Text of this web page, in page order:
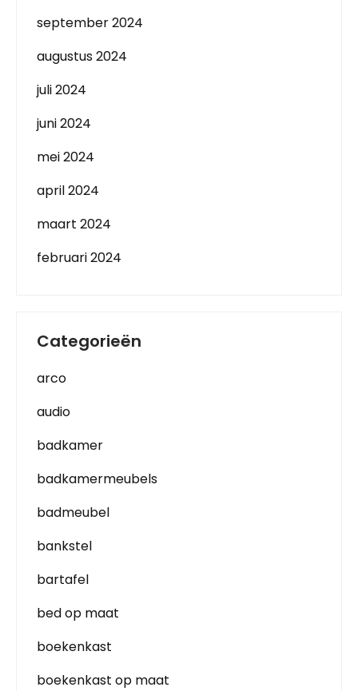
september 2024
augustus 2024
juli 2024
juni 2024
mei 2024
april 2024
maart 2024
februari 2024
Categorieën
arco
audio
badkamer
badkamermeubels
badmeubel
bankstel
bartafel
bed op maat
boekenkast
boekenkast op maat